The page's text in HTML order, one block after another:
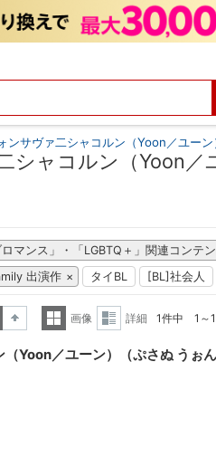
ンサヴァ二シャコルン（Yoon／ユー
シャコルン（Yoon
ロマンス」・「LGBTQ＋」関連コンテ
出演作
タイBL [BL]社会人
表示
画像
表示
詳細 1件中 1～
Yoon／ユーン）（ぷさぬ うぉ